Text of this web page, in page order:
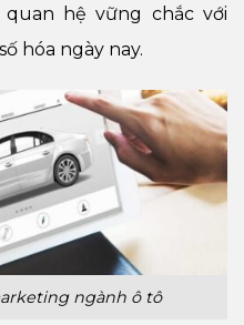
hệ vững chắc với
hóa ngày nay.
ngành ô tô